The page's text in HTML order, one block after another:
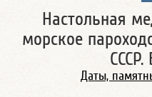
Настольная
морское
Даты,